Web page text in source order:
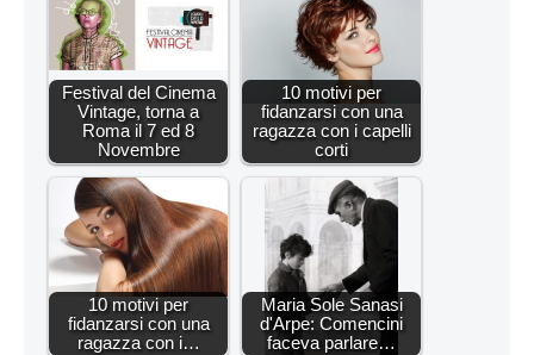
Festival del Cinema
Vintage, torna a
Roma il 7 ed 8
Novembre
10 motivi per
fidanzarsi con una
ragazza con i capelli
corti
10 motivi per
fidanzarsi con una
ragazza con i…
Maria Sole Sanasi
d'Arpe: Comencini
faceva parlare…